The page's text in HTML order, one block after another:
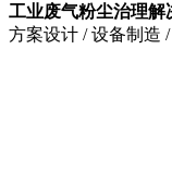
工业废气粉尘治理解
方案设计 / 设备制造